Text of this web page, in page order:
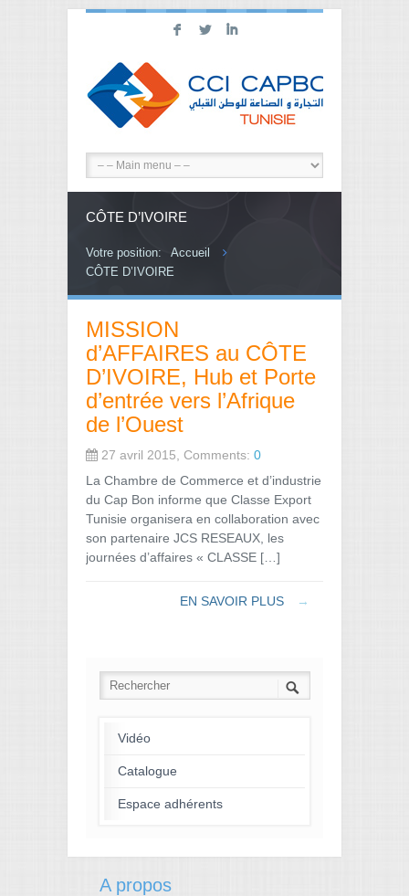
F L I
CÔTE D’IVOIRE
Votre position:
Accueil
CÔTE D’IVOIRE
MISSION
d’AFFAIRES au CÔTE
D’IVOIRE, Hub et Porte
d’entrée vers l’Afrique
de l’Ouest
27 avril 2015, Comments: 0
La Chambre de Commerce et d’industrie
du Cap Bon informe que Classe Export
Tunisie organisera en collaboration avec
son partenaire JCS RESEAUX, les
journées d’affaires « CLASSE […]
EN SAVOIR PLUS →
Vidéo
Catalogue
Espace adhérents
A propos